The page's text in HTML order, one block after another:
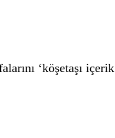
‘köşetaşı